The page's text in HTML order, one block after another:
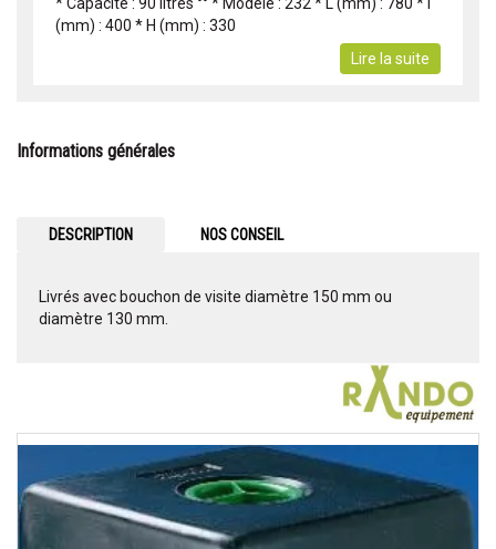
(mm) : 400 * H (mm) : 330
Lire la suite
Informations générales
DESCRIPTION NOS CONSEIL
Livrés avec bouchon de visite diamètre 150 mm ou
diamètre 130 mm.